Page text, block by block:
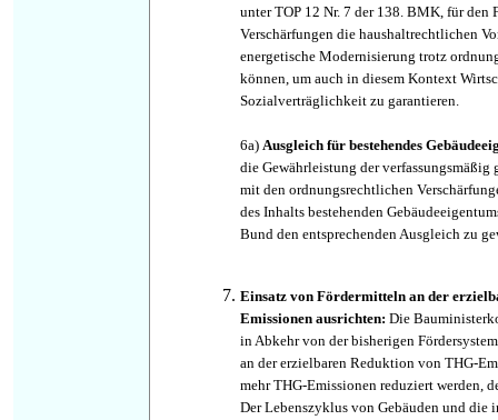
unter TOP 12 Nr. 7 der 138. BMK, für
Verschärfungen die haushaltrechtlichen
energetische Modernisierung trotz
können, um auch in diesem Kontext
Sozialverträglichkeit zu garantieren.
6a) Ausgleich für bestehendes
die Gewährleistung der
mit den ordnungsrechtlichen
des Inhalts bestehenden
Bund den entsprechenden Ausgleich zu
Einsatz von Fördermitteln an der
Emissionen ausrichten: Die
in Abkehr von der bisherigen
an der erzielbaren Reduktion von THG-
mehr THG-Emissionen reduziert werden,
Der Lebenszyklus von Gebäuden und die